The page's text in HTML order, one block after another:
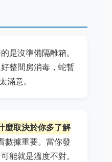
是沒準備隔離箱。
整間房消毒，蛇暫
滿意。
麼取決於你多了解
數據重要。當你發
能就是溫度不對。